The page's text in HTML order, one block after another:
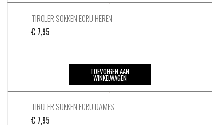
TIROLER SOKKEN ECRU HEREN
€ 7,95
TOEVOEGEN AAN
WINKELWAGEN
TIROLER SOKKEN ECRU DAMES
€ 7,95